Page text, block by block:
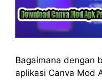
Bagaimana dengan
aplikasi Canva Mod